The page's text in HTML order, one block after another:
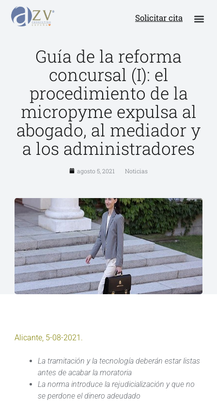
Solicitar cita
Guía de la reforma
concursal (I): el
procedimiento de la
micropyme expulsa al
abogado, al mediador y
a los administradores
agosto 5, 2021 Noticias
Alicante, 5-08-2021.
La tramitación y la tecnología deberán estar listas
antes de acabar la moratoria
La norma introduce la rejudicialización y que no
se perdone el dinero adeudado